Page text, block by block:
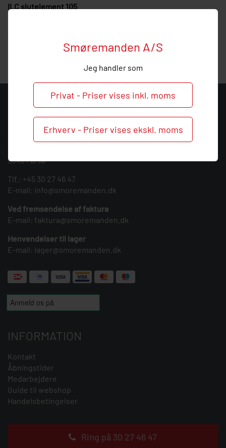
Smøremanden A/S
Jeg handler som
Privat - Priser vises inkl. moms
Erhverv - Priser vises ekskl. moms
ILC slutelement 105
KONTAKT
Smøremanden A/S
CVR: 39683717
9640 Farsø
Tlf.: +45 30 27 46 47
E-mail: info@smoremanden.dk
Ved fremsendelse af faktura
E-mail: faktura@smoremanden.dk
Henvendelser til lager
E-mail: lager@smoremanden.dk
INFORMATION
Kontakt
Åbningstider
Medarbejdere
Guide til webshop
Handelsbetingelser
Ring på 30 27 46 47